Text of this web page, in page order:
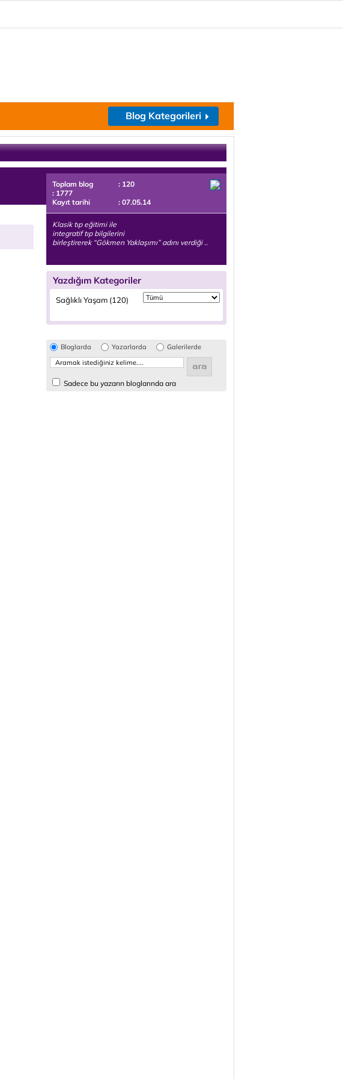
Blog Kategorileri
Toplam blog
: 120
: 1777
Kayıt tarihi
: 07.05.14
Klasik tıp eğitimi ile
integratif tıp bilgilerini
birleştirerek “Gökmen Yaklaşımı” adını verdiği ..
Yazdığım Kategoriler
Sağlıklı Yaşam (120)
Bloglarda Yazarlarda Galerilerde
Sadece bu yazarın bloglarında ara